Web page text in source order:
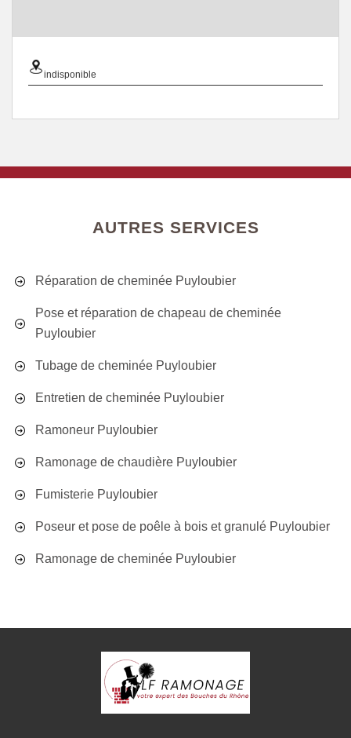
indisponible
AUTRES SERVICES
Réparation de cheminée Puyloubier
Pose et réparation de chapeau de cheminée
Puyloubier
Tubage de cheminée Puyloubier
Entretien de cheminée Puyloubier
Ramoneur Puyloubier
Ramonage de chaudière Puyloubier
Fumisterie Puyloubier
Poseur et pose de poêle à bois et granulé Puyloubier
Ramonage de cheminée Puyloubier